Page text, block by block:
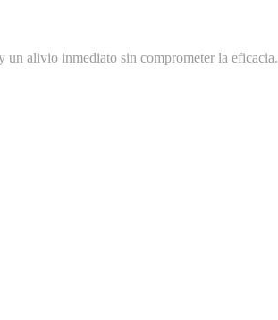
un alivio inmediato sin comprometer la eficacia.